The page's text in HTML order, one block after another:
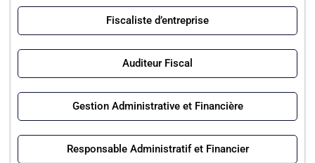
Fiscaliste d’entreprise
Auditeur Fiscal
Gestion Administrative et Financière
Responsable Administratif et Financier